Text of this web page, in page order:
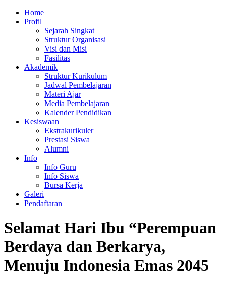
Home
Profil
Sejarah Singkat
Struktur Organisasi
Visi dan Misi
Fasilitas
Akademik
Struktur Kurikulum
Jadwal Pembelajaran
Materi Ajar
Media Pembelajaran
Kalender Pendidikan
Kesiswaan
Ekstrakurikuler
Prestasi Siswa
Alumni
Info
Info Guru
Info Siswa
Bursa Kerja
Galeri
Pendaftaran
Selamat Hari Ibu “Perempuan
Berdaya dan Berkarya,
Menuju Indonesia Emas 2045